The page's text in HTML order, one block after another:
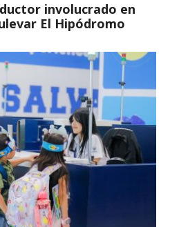
involucrado en
El Hipódromo